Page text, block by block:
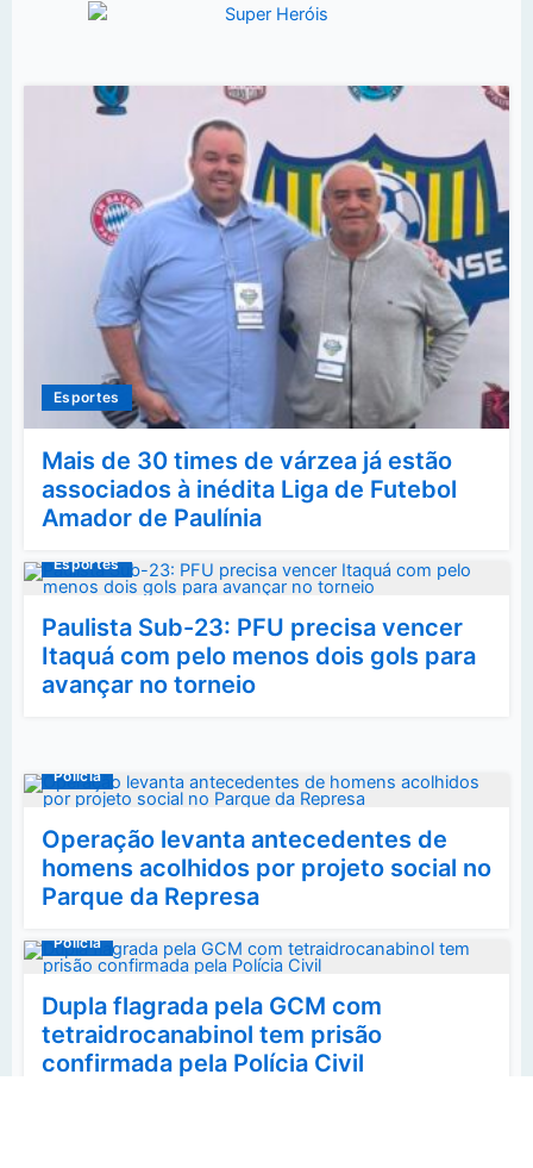
Esportes
Mais de 30 times de várzea já estão
associados à inédita Liga de Futebol
Amador de Paulínia
Esportes
Paulista Sub-23: PFU precisa vencer
Itaquá com pelo menos dois gols para
avançar no torneio
Polícia
Operação levanta antecedentes de
homens acolhidos por projeto social no
Parque da Represa
Polícia
Dupla flagrada pela GCM com
tetraidrocanabinol tem prisão
confirmada pela Polícia Civil